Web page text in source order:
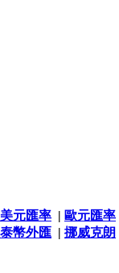
美元匯率 | 歐元匯率
泰幣外匯 | 挪威克朗